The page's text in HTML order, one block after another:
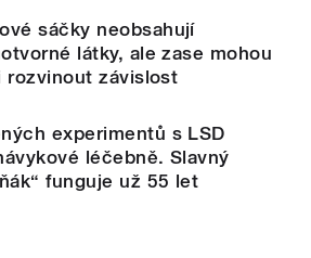
sáčky neobsahují
látky, ale zase mohou
rozvinout závislost
experimentů s LSD
léčebně. Slavný
funguje už 55 let